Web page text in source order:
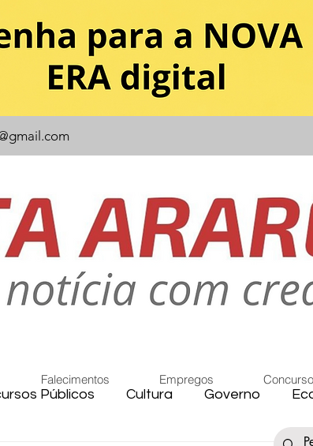
Falecimentos Empregos
Públicos Cultura Governo